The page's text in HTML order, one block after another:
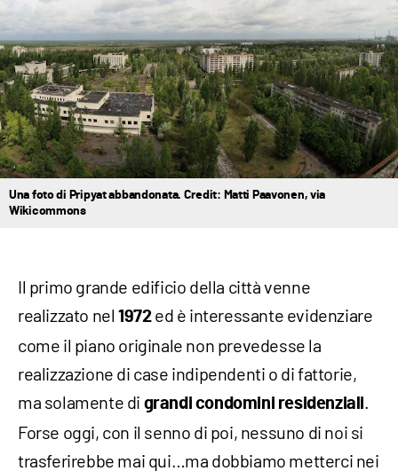
Una foto di Pripyat abbandonata. Credit: Matti Paavonen, via
Wikicommons
Il primo grande edificio della città venne
realizzato nel 1972ed è interessante evidenziare
come il piano originale non prevedesse la
realizzazione di case indipendenti o di fattorie,
ma solamente di grandi condomini residenziali.
Forse oggi, con il senno di poi, nessuno di noi si
trasferirebbe mai qui…ma dobbiamo metterci nei